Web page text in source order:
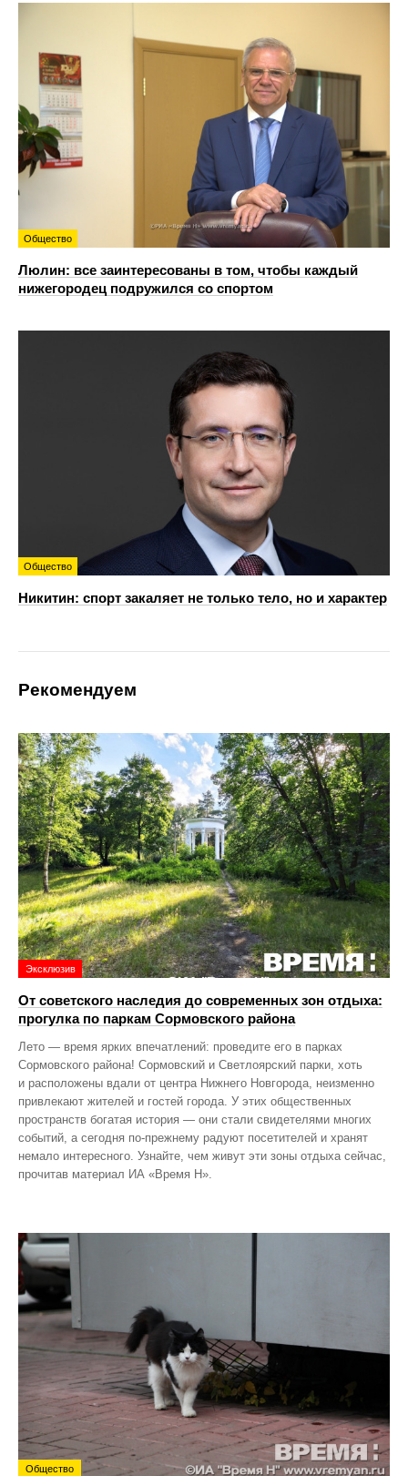
Общество
Люлин: все заинтересованы в том, чтобы каждый
нижегородец подружился со спортом
Общество
Никитин: спорт закаляет не только тело, но и характер
Рекомендуем
Эксклюзив
От советского наследия до современных зон отдыха:
прогулка по паркам Сормовского района
Лето — время ярких впечатлений: проведите его в парках
Сормовского района! Сормовский и Светлоярский парки, хоть
и расположены вдали от центра Нижнего Новгорода, неизменно
привлекают жителей и гостей города. У этих общественных
пространств богатая история — они стали свидетелями многих
событий, а сегодня по‑прежнему радуют посетителей и хранят
немало интересного. Узнайте, чем живут эти зоны отдыха сейчас,
прочитав материал ИА «Время Н».
Общество